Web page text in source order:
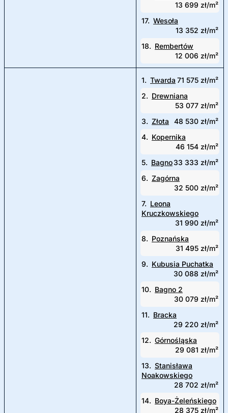
13 699 zł/m²
17. Wesoła
13 352 zł/m²
18. Rembertów
12 006 zł/m²
1. Twarda 71 575 zł/m²
2. Drewniana
53 077 zł/m²
3. Złota
48 530 zł/m²
4. Kopernika
46 154 zł/m²
5. Bagno33 333 zł/m²
6. Zagórna
32 500 zł/m²
7. Leona
Kruczkowskiego
31 990 zł/m²
8. Poznańska
31 495 zł/m²
9. Kubusia Puchatka
30 088 zł/m²
10. Bagno 2
30 079 zł/m²
11. Bracka
29 220 zł/m²
12. Górnośląska
29 081 zł/m²
13. Stanisława
Noakowskiego
28 702 zł/m²
14. Boya-Żeleńskiego
28 375 zł/m²